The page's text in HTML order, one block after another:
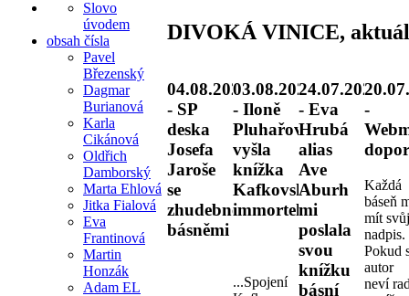
Slovo
úvodem
obsah čísla
Pavel
Březenský
Dagmar
Burianová
Karla
Cikánová
Oldřich
Damborský
Marta Ehlová
Jitka Fialová
Eva
Frantinová
Martin
Honzák
Adam EL
DIVOKÁ VINICE,
04.08.2026
- SP
deska
Josefa
Jaroše
se
zhudebněnými
básněmi
03.08.2026
- Iloně
Pluhařové
vyšla
knížka
Kafkovské
immortelly.
...Spojení
24.07.2026
- Eva
Hrubá
alias
Ave
Aburh
mi
poslala
svou
knížku
básní
-
Každá
báseň
mít
nadpis.
Pokud
autor
neví